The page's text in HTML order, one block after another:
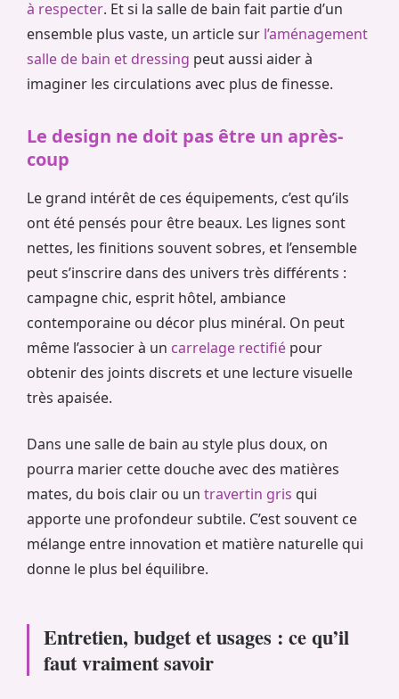
à respecter. Et si la salle de bain fait partie d’un
ensemble plus vaste, un article sur l’aménagement
salle de bain et dressing peut aussi aider à
imaginer les circulations avec plus de finesse.
Le design ne doit pas être un après-
coup
Le grand intérêt de ces équipements, c’est qu’ils
ont été pensés pour être beaux. Les lignes sont
nettes, les finitions souvent sobres, et l’ensemble
peut s’inscrire dans des univers très différents :
campagne chic, esprit hôtel, ambiance
contemporaine ou décor plus minéral. On peut
même l’associer à un carrelage rectifié pour
obtenir des joints discrets et une lecture visuelle
très apaisée.
Dans une salle de bain au style plus doux, on
pourra marier cette douche avec des matières
mates, du bois clair ou un travertin gris qui
apporte une profondeur subtile. C’est souvent ce
mélange entre innovation et matière naturelle qui
donne le plus bel équilibre.
Entretien, budget et usages : ce qu’il
faut vraiment savoir